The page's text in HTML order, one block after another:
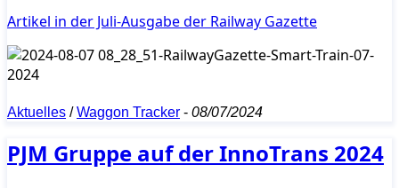
Artikel in der Juli-Ausgabe der Railway Gazette
Aktuelles /Waggon Tracker - 08/07/2024
PJM Gruppe auf der InnoTrans 2024